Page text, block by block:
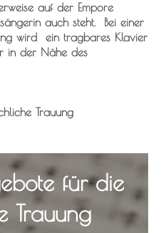
auf der Empore
auch steht. Bei einer
wird ein tragbares Klavier
in der Nähe des
Trauung
für die
Trauung